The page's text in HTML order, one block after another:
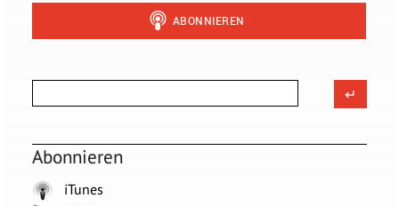
Abonnieren
iTunes